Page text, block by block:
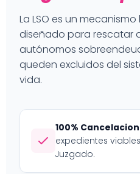
La LSO es un
diseñado para rescatar
autónomos
queden excluidos del
vida.
100%
expedientes
Juzgado.